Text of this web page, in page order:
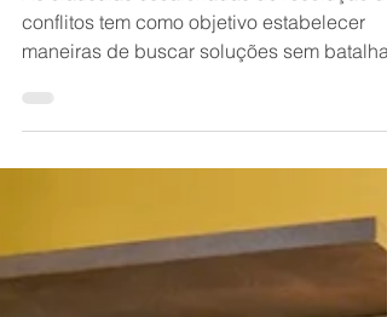
de conflitos: entenda a
importância